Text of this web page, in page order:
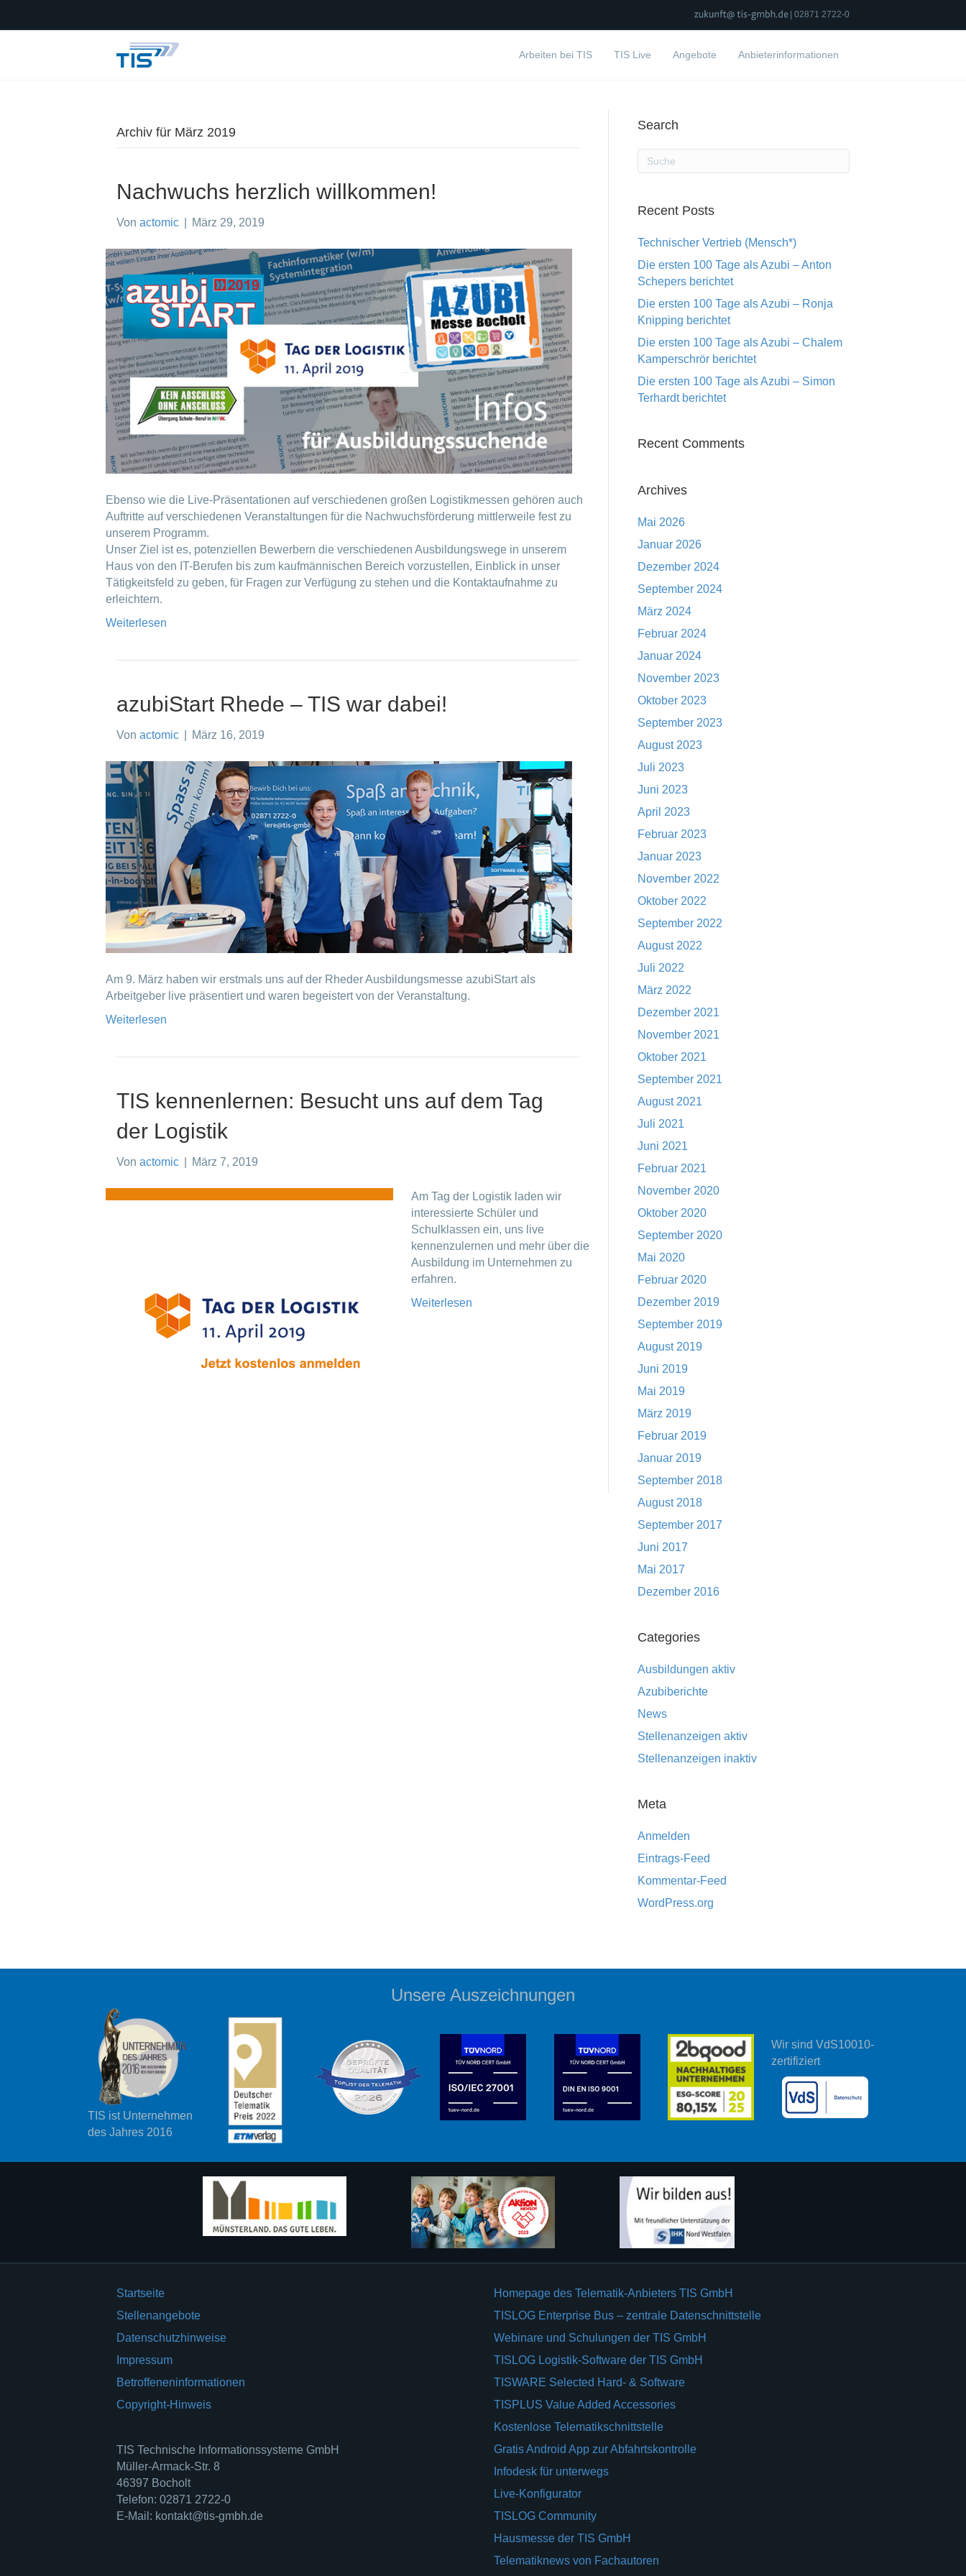
| 02871 2722-0
Arbeiten bei TIS TIS Live Angebote Anbieterinformationen
Archiv für März 2019
Nachwuchs herzlich willkommen!
Von actomic März 29, 2019
Ebenso wie die Live-Präsentationen auf verschiedenen großen Logistikmessen gehören auch
Auftritte auf verschiedenen Veranstaltungen für die Nachwuchsförderung mittlerweile fest zu
unserem Programm.
Unser Ziel ist es, potenziellen Bewerbern die verschiedenen Ausbildungswege in unserem
Haus von den IT-Berufen bis zum kaufmännischen Bereich vorzustellen, Einblick in unser
Tätigkeitsfeld zu geben, für Fragen zur Verfügung zu stehen und die Kontaktaufnahme zu
erleichtern.
Weiterlesen
azubiStart Rhede – TIS war dabei!
Von actomic März 16, 2019
Am 9. März haben wir erstmals uns auf der Rheder Ausbildungsmesse azubiStart als
Arbeitgeber live präsentiert und waren begeistert von der Veranstaltung.
Weiterlesen
TIS kennenlernen: Besucht uns auf dem Tag
der Logistik
Von actomic März 7, 2019
Am Tag der Logistik laden wir
interessierte Schüler und
Schulklassen ein, uns live
kennenzulernen und mehr über die
Ausbildung im Unternehmen zu
erfahren.
Weiterlesen
Search
Recent Posts
Technischer Vertrieb (Mensch*)
Die ersten 100 Tage als Azubi – Anton
Schepers berichtet
Die ersten 100 Tage als Azubi – Ronja
Knipping berichtet
Die ersten 100 Tage als Azubi – Chalem
Kamperschrör berichtet
Die ersten 100 Tage als Azubi – Simon
Terhardt berichtet
Recent Comments
Archives
Mai 2026
Januar 2026
Dezember 2024
September 2024
März 2024
Februar 2024
Januar 2024
November 2023
Oktober 2023
September 2023
August 2023
Juli 2023
Juni 2023
April 2023
Februar 2023
Januar 2023
November 2022
Oktober 2022
September 2022
August 2022
Juli 2022
März 2022
Dezember 2021
November 2021
Oktober 2021
September 2021
August 2021
Juli 2021
Juni 2021
Februar 2021
November 2020
Oktober 2020
September 2020
Mai 2020
Februar 2020
Dezember 2019
September 2019
August 2019
Juni 2019
Mai 2019
März 2019
Februar 2019
Januar 2019
September 2018
August 2018
September 2017
Juni 2017
Mai 2017
Dezember 2016
Categories
Ausbildungen aktiv
Azubiberichte
News
Stellenanzeigen aktiv
Stellenanzeigen inaktiv
Meta
Anmelden
Eintrags-Feed
Kommentar-Feed
WordPress.org
Unsere Auszeichnungen
TIS ist Unternehmen
des Jahres 2016
Wir sind VdS10010-
zertifiziert
Startseite
Stellenangebote
Datenschutzhinweise
Impressum
Betroffeneninformationen
Copyright-Hinweis
TIS Technische Informationssysteme GmbH
Müller-Armack-Str. 8
46397 Bocholt
Telefon: 02871 2722-0
E-Mail: kontakt@tis-gmbh.de
Homepage des Telematik-Anbieters TIS GmbH
TISLOG Enterprise Bus – zentrale Datenschnittstelle
Webinare und Schulungen der TIS GmbH
TISLOG Logistik-Software der TIS GmbH
TISWARE Selected Hard- & Software
TISPLUS Value Added Accessories
Kostenlose Telematikschnittstelle
Gratis Android App zur Abfahrtskontrolle
Infodesk für unterwegs
Live-Konfigurator
TISLOG Community
Hausmesse der TIS GmbH
Telematiknews von Fachautoren